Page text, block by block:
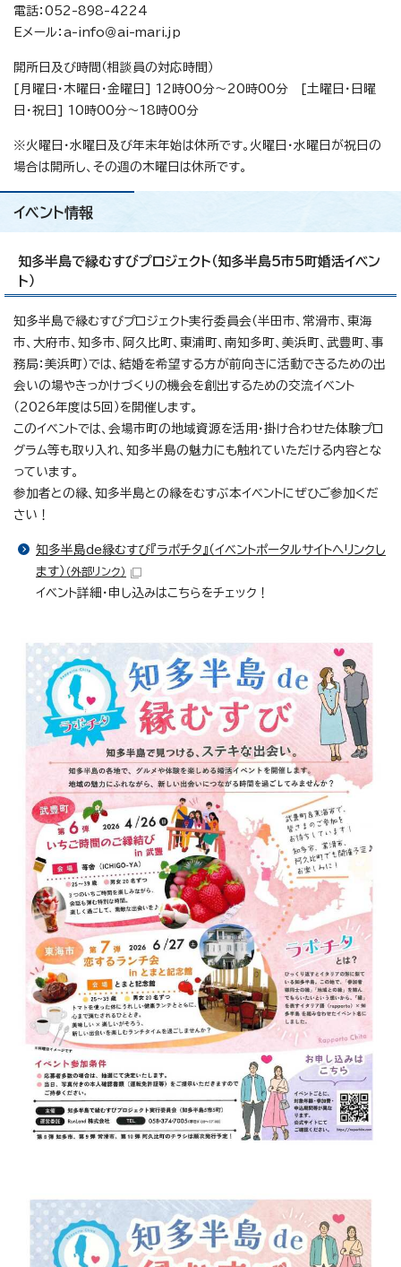
電話：052-898-4224
Eメール：a-info＠ai-mari.jp
開所日及び時間（相談員の対応時間）
[月曜日・木曜日・金曜日] 12時00分～20時00分 [土曜日・日曜
日・祝日] 10時00分～18時00分
※火曜日・水曜日及び年末年始は休所です。火曜日・水曜日が祝日の
場合は開所し、その週の木曜日は休所です。
イベント情報
知多半島で縁むすびプロジェクト（知多半島5市5町婚活イベン
ト）
知多半島で縁むすびプロジェクト実行委員会（半田市、常滑市、東海
市、大府市、知多市、阿久比町、東浦町、南知多町、美浜町、武豊町、事
務局：美浜町）では、結婚を希望する方が前向きに活動できるための出
会いの場やきっかけづくりの機会を創出するための交流イベント
（2026年度は5回）を開催します。
このイベントでは、会場市町の地域資源を活用・掛け合わせた体験プロ
グラム等も取り入れ、知多半島の魅力にも触れていただける内容とな
っています。
参加者との縁、知多半島との縁をむすぶ本イベントにぜひご参加くだ
さい！
知多半島de縁むすび『ラポチタ』（イベントポータルサイトへリンクし
ます） （外部リンク）
イベント詳細・申し込みはこちらをチェック！